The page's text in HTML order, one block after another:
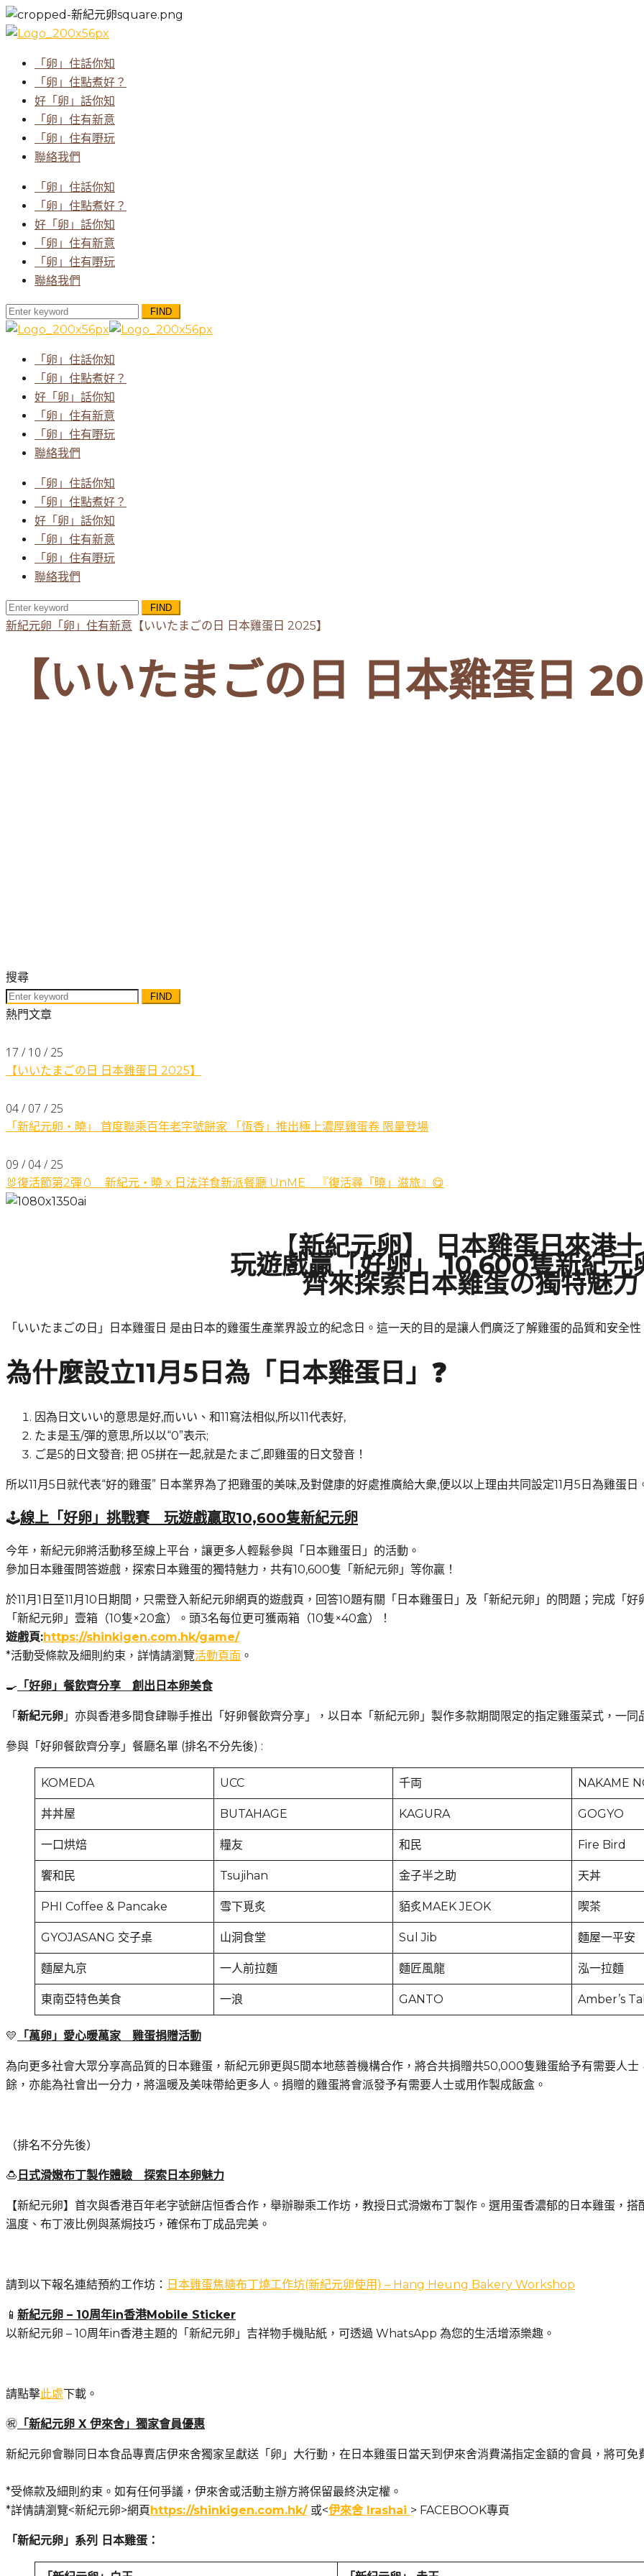
「卵」住話你知
「卵」住點煮好？
好「卵」話你知
「卵」住有新意
「卵」住有嘢玩
聯絡我們
「卵」住話你知
「卵」住點煮好？
好「卵」話你知
「卵」住有新意
「卵」住有嘢玩
聯絡我們
Search
for:
「卵」住話你知
「卵」住點煮好？
好「卵」話你知
「卵」住有新意
「卵」住有嘢玩
聯絡我們
「卵」住話你知
「卵」住點煮好？
好「卵」話你知
「卵」住有新意
「卵」住有嘢玩
聯絡我們
Search
for:
新紀元卵 「卵」住有新意 【いいたまごの日 日本雞蛋日 2025】
【いいたまごの日 日本雞蛋日
搜尋
Search
for:
熱門文章
17 / 10 / 25
【いいたまごの日 日本雞蛋日 2025】
04 / 07 / 25
「新紀元卵・曉」 首度聯乘百年老字號餅家 「恆香」推出極上濃厚雞蛋卷 限量登場
09 / 04 / 25
🐰復活節第2彈🥚 新紀元・曉 x 日法洋食新派餐廳 UnME 『復活尋「曉」滋旅』😋
【新紀元卵】 日本雞蛋日來港
玩遊戲贏「好卵」 10,600隻新紀元
齊來探索日本雞蛋の獨特魅
「いいたまごの日」日本雞蛋日 是由日本的雞蛋生產業界設立的紀念日。這一天的目的是讓人們廣泛了解雞蛋的品質和安全
為什麼設立11月5日為「日本雞蛋日」❓
因為日文いい的意思是好,而いい、和11寫法相似,所以11代表好,
たま是玉/彈的意思,所以以“0”表示;
ご是5的日文發音; 把 05拼在一起,就是たまご,即雞蛋的日文發音！
所以11月5日就代表“好的雞蛋” 日本業界為了把雞蛋的美味,及對健康的好處推廣給大衆,便以以上理由共同設定11月5日為雞蛋日
🕹️線上「好卵」挑戰賽 玩遊戲贏取10,600隻新紀元卵
今年，新紀元卵將活動移至線上平台，讓更多人輕鬆參與「日本雞蛋日」的活動。
參加日本雞蛋問答遊戲，探索日本雞蛋的獨特魅力，共有10,600隻「新紀元卵」等你贏！
於11月1日至11月10日期間，只需登入新紀元卵網頁的遊戲頁，回答10題有關「日本雞蛋日」及「新紀元卵」的問題；完成
「新紀元卵」壹箱（10隻×20盒）。頭3名每位更可獲兩箱（10隻×40盒）！
遊戲頁:https://shinkigen.com.hk/game/
*活動受條款及細則約束，詳情請瀏覽活動頁面 。
🍳 「好卵」餐飲齊分享 創出日本卵美食
「新紀元卵 」亦與香港多間食肆聯手推出「好卵餐飲齊分享」，以日本「新紀元卵」製作多款期間限定的指定雞蛋菜式，一
參與「好卵餐飲齊分享」餐廳名單 (排名不分先後) :
KOMEDA UCC 千両 NAKAME
丼丼屋 BUTAHAGE KAGURA GOGYO
一口烘焙 糧友 和民 Fire Bird
饗和民 Tsujihan 金子半之助 天丼
PHI Coffee & Pancake 雪下覓炙 貊炙MAEK JEOK 喫茶
GYOJASANG 交子桌 山洞食堂 Sul Jib 麵屋一平安
麵屋丸京 一人前拉麵 麵匠風龍 泓一拉麵
東南亞特色美食 一浪 GANTO Amber’s
💛 「萬卵」愛心暖萬家 雞蛋捐贈活動
為向更多社會大眾分享高品質的日本雞蛋，新紀元卵更與5間本地慈善機構合作，將合共捐贈共50,000隻雞蛋給予有需要人
餘，亦能為社會出一分力，將溫暖及美味帶給更多人。捐贈的雞蛋將會派發予有需要人士或用作製成飯盒。
（排名不分先後）
🍮 日式滑嫩布丁製作體驗 探索日本卵魅力
【新紀元卵】首次與香港百年老字號餅店恒香合作，舉辦聯乘工作坊，教授日式滑嫩布丁製作。選用蛋香濃郁的日本雞蛋，
溫度、布丁液比例與蒸焗技巧，確保布丁成品完美。
請到以下報名連結預約工作坊： 日本雞蛋焦糖布丁燒工作坊(新紀元卵使用) – Hang Heung Bakery Workshop
📱 新紀元卵 – 10周年in香港Mobile Sticker
以新紀元卵 – 10周年in香港主題的「新紀元卵」吉祥物手機貼紙，可透過 WhatsApp 為您的生活增添樂趣。
請點擊此處下載。
㊗️ 「新紀元卵 X 伊來舍」獨家會員優惠
新紀元卵會聯同日本食品專賣店伊來舍獨家呈獻送「卵」大行動，在日本雞蛋日當天到伊來舍消費滿指定金額的會員，將可免
*受條款及細則約束。如有任何爭議，伊來舍或活動主辦方將保留最終決定權。
*詳情請瀏覽<新紀元卵>網頁https://shinkigen.com.hk/ 或<伊來舍 Irashai > FACEBOOK專頁
「新紀元卵」系列 日本雞蛋：